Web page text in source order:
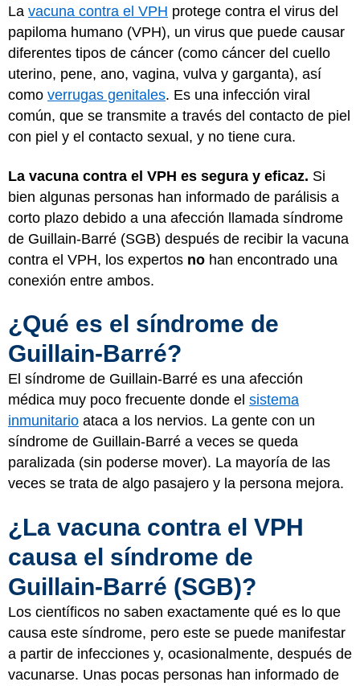
La vacuna contra el VPH protege contra el virus del
papiloma humano (VPH), un virus que puede causar
diferentes tipos de cáncer (como cáncer del cuello
uterino, pene, ano, vagina, vulva y garganta), así
como verrugas genitales. Es una infección viral
común, que se transmite a través del contacto de piel
con piel y el contacto sexual, y no tiene cura.
La vacuna contra el VPH es segura y eficaz. Si
bien algunas personas han informado de parálisis a
corto plazo debido a una afección llamada síndrome
de Guillain-Barré (SGB) después de recibir la vacuna
contra el VPH, los expertos no han encontrado una
conexión entre ambos.
¿Qué es el síndrome de
Guillain-Barré?
El síndrome de Guillain-Barré es una afección
médica muy poco frecuente donde el sistema
inmunitario ataca a los nervios. La gente con un
síndrome de Guillain-Barré a veces se queda
paralizada (sin poderse mover). La mayoría de las
veces se trata de algo pasajero y la persona mejora.
¿La vacuna contra el VPH
causa el síndrome de
Guillain-Barré (SGB)?
Los científicos no saben exactamente qué es lo que
causa este síndrome, pero este se puede manifestar
a partir de infecciones y, ocasionalmente, después de
vacunarse. Unas pocas personas han informado de